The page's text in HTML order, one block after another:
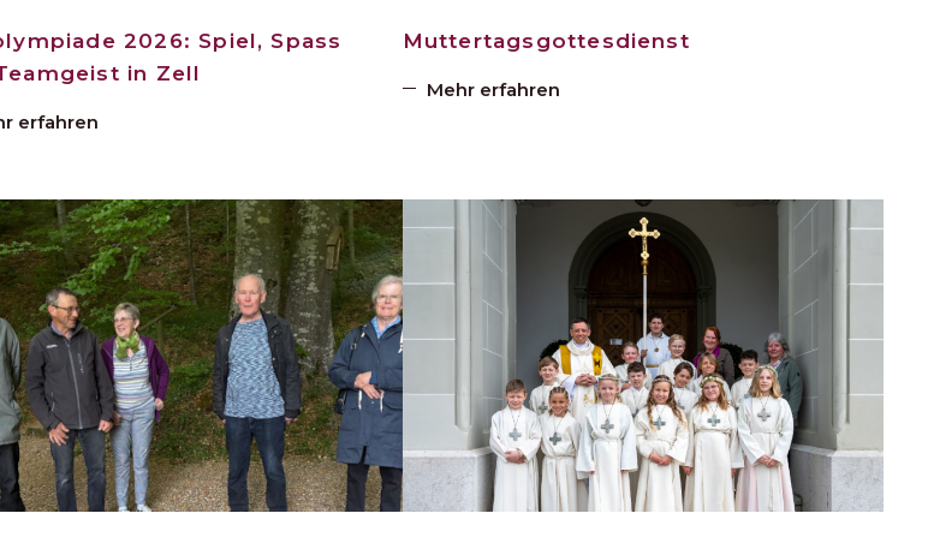
2026: Spiel, Spass
in Zell
erfahren
Muttertagsgottesdienst
Mehr erfahren